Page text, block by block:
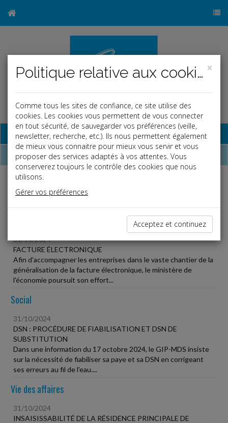
Base documentaire
Dépêches
Liste des dernières dépêches
31/10/2024
FACTURE ÉLECTRONIQUE
Afin d'accompagner les entreprises dans le vaste chantier de la
généralisation de la facture électronique, le ministère de
l'économie poursuit son effort...
Social
31/10/2024
DSN : PROCÉDURE DE FIABILISATION ET DSN DE
SUBSTITUTION
Dans une information du 17 octobre 2024, le GIP-MDS insiste
sur la nécessité de fiabiliser sa paye et sa DSN en corrigeant
ses erreurs au fil de l'eau....
Vie des affaires
31/10/2024
INSAISISSABILITÉ DE LA RÉSIDENCE PRINCIPALE DE
×
Politique relative aux cookies
Comme tous les sites de confiance, ce site utilise des
cookies. Les cookies vous permettent de vous connecter
en tout sécurité, de sauvegarder vos préférences (veille,
newsletter, recherche, etc.). Ils nous permettent également
de mieux vous connaitre pour mieux vous servir et vous
proposer des services adaptés à vos attentes. Vous
conserverez toujours le contrôle des cookies que nous
utilisons.
Gérer vos préférences
Acceptez et continuez